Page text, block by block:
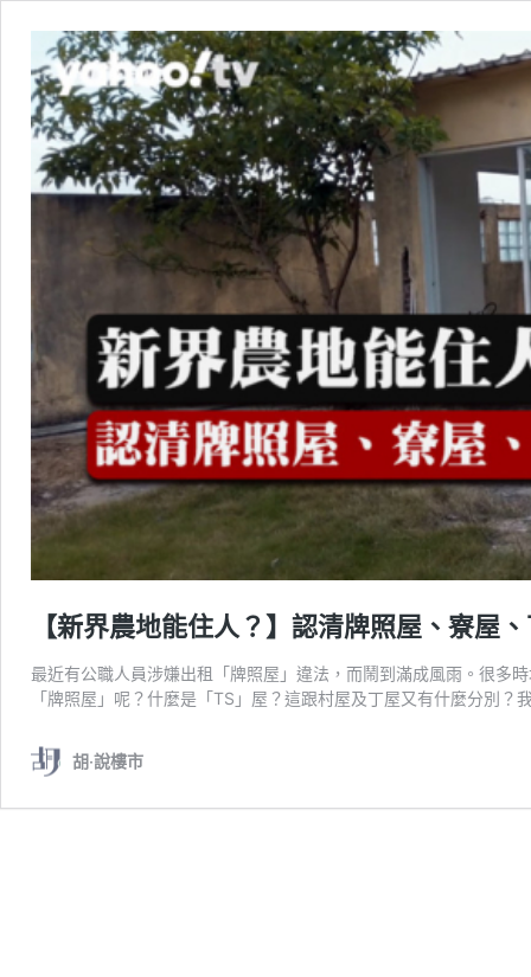
【新界農地能住人？】認清牌照屋、寮屋
最近有公職人員涉嫌出租「牌照屋」違法，而鬧到滿成風雨。很多
「牌照屋」呢？什麼是「TS」屋？這跟村屋及丁屋又有什麼分別
胡‧說樓市